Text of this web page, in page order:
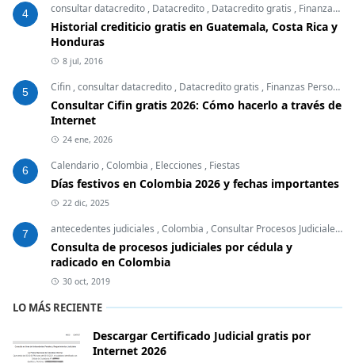
4 consultar datacredito , Datacredito , Datacredito gratis , Finanzas Personales
Historial crediticio gratis en Guatemala, Costa Rica y
Honduras
8 jul, 2016
5 Cifin ,consultar datacredito , Datacredito gratis , Finanzas Personales
Consultar Cifin gratis 2026: Cómo hacerlo a través de
Internet
24 ene, 2026
6 Calendario ,Colombia , Elecciones , Fiestas
Días festivos en Colombia 2026 y fechas importantes
22 dic, 2025
7 antecedentes judiciales ,Colombia ,Consultar Procesos Judiciales
Consulta de procesos judiciales por cédula y
radicado en Colombia
30 oct, 2019
LO MÁS RECIENTE
Descargar Certificado Judicial gratis por
Internet 2026